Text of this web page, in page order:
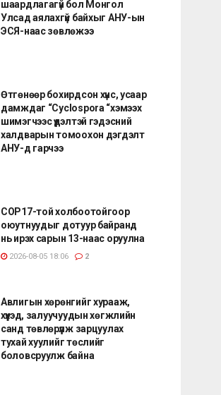
шаардлагагүй бол Монгол
Улсад аялахгүй байхыг АНУ-ын
ЭСЯ-наас зөвлөжээ
Өтгөнөөр бохирдсон хүнс, усаар
дамждаг “Cyclospora “хэмээх
шимэгчээс үүдэлтэй гэдэсний
халдварын томоохон дэгдэлт
АНУ-д гарчээ
COP17-той холбоотойгоор
оюутнуудыг дотуур байранд
нь ирэх сарын 13-наас оруулна
2026-08-05 18:06 2
Авлигын хөрөнгийг хурааж,
хүүхэд, залуучуудын хөгжлийн
санд төвлөрүүлж зарцуулах
тухай хуулийг төслийг
боловсруулж байна